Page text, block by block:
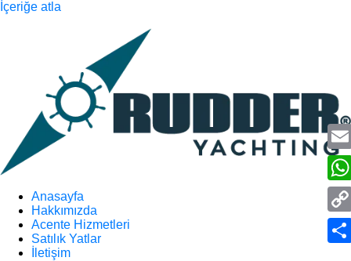
İçeriğe atla
Anasayfa
Hakkımızda
Acente Hizmetleri
Satılık Yatlar
İletişim